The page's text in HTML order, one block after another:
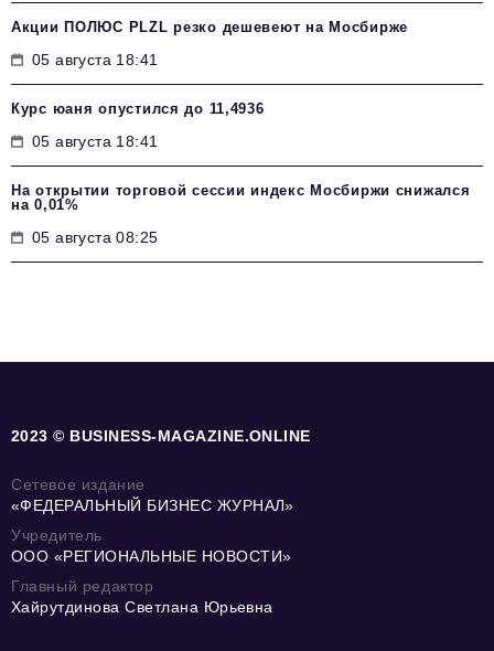
Акции ПОЛЮС PLZL резко дешевеют на Мосбирже
05 августа 18:41
Курс юаня опустился до 11,4936
05 августа 18:41
На открытии торговой сессии индекс Мосбиржи снижался
на 0,01%
05 августа 08:25
2023 © BUSINESS-MAGAZINE.ONLINE
Сетевое издание
«ФЕДЕРАЛЬНЫЙ БИЗНЕС ЖУРНАЛ»
Учредитель
ООО «РЕГИОНАЛЬНЫЕ НОВОСТИ»
Главный редактор
Хайрутдинова Светлана Юрьевна